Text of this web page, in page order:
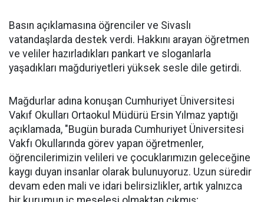
Basın açıklamasına öğrenciler ve Sivaslı
vatandaşlarda destek verdi. Hakkını arayan öğretmen
ve veliler hazırladıkları pankart ve sloganlarla
yaşadıkları mağduriyetleri yüksek sesle dile getirdi.
Mağdurlar adına konuşan Cumhuriyet Üniversitesi
Vakıf Okulları Ortaokul Müdürü Ersin Yılmaz yaptığı
açıklamada, "Bugün burada Cumhuriyet Üniversitesi
Vakfı Okullarında görev yapan öğretmenler,
öğrencilerimizin velileri ve çocuklarımızın geleceğine
kaygı duyan insanlar olarak bulunuyoruz. Uzun süredir
devam eden mali ve idari belirsizlikler, artık yalnızca